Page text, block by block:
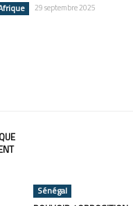
29 septembre 2025
Sénégal